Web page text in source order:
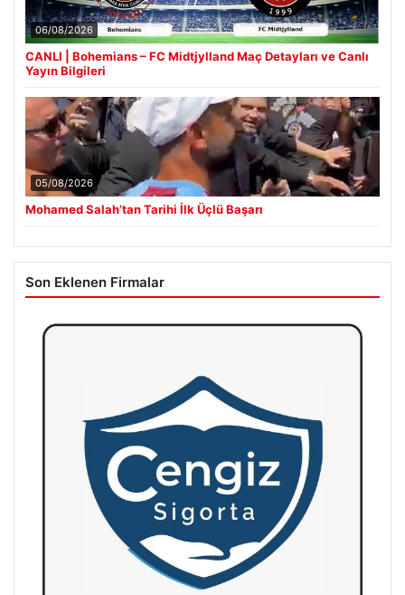
06/08/2026
CANLI | Bohemians – FC Midtjylland Maç Detayları ve Canlı
Yayın Bilgileri
05/08/2026
Mohamed Salah’tan Tarihi İlk Üçlü Başarı
Son Eklenen Firmalar